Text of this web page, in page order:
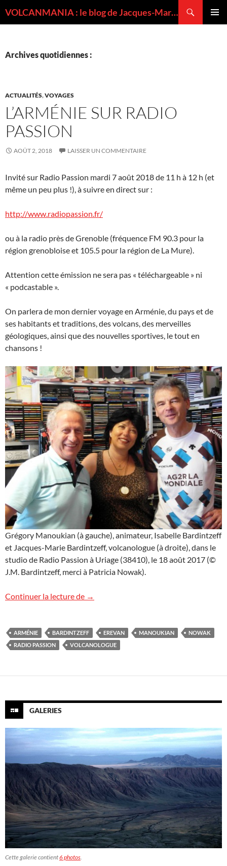
VOLCANMANIA : le blog de Jacques-Marie BARDINTZEFF, volcanologue
Archives quotidiennes :
ACTUALITÉS,VOYAGES
L’ARMÉNIE SUR RADIO
PASSION
AOÛT 2, 2018 LAISSER UN COMMENTAIRE
Invité sur Radio Passion mardi 7 août 2018 de 11 h à 12 h (et
même un peu plus !), à suivre en direct sur :
http://www.radiopassion.fr/
ou à la radio près de Grenoble (fréquence FM 90.3 pour la
région grenobloise et 105.5 pour la région de La Mure).
Attention cette émission ne sera pas « téléchargeable » ni
« podcastable ».
On parlera de mon dernier voyage en Arménie, du pays et de
ses habitants et traditions, des volcans, des merveilles
géologiques, ainsi que des nouvelles sportives, le tout en
chansons !
Grégory Manoukian (à gauche), animateur, Isabelle Bardintzeff
et Jacques-Marie Bardintzeff, volcanologue (à droite), dans le
studio de Radio Passion à Uriage (38410), le 18 août 2017 (©
J.M. Bardintzeff, merci à Patricia Nowak).
Continuer la lecture de L’Arménie sur Radio Passion
→
ARMÉNIE BARDINTZEFF EREVAN MANOUKIAN
NOWAK
RADIO PASSION
VOLCANOLOGUE
GALERIES
Cette galerie contient6 photos.